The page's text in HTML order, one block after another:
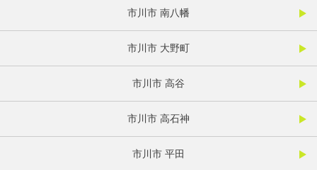
市川市 南八幡
市川市 大野町
市川市 高谷
市川市 高石神
市川市 平田